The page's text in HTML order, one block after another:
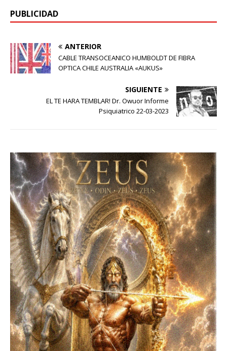
PUBLICIDAD
ANTERIOR
CABLE TRANSOCEANICO HUMBOLDT DE FIBRA
OPTICA CHILE AUSTRALIA «AUKUS»
SIGUIENTE
EL TE HARA TEMBLAR! Dr. Owuor Informe
Psiquiatrico 22-03-2023